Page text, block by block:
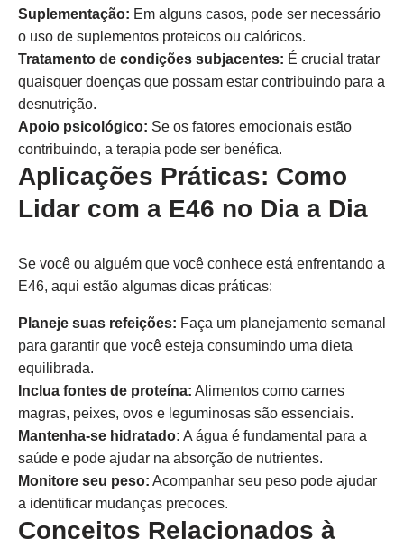
Suplementação: Em alguns casos, pode ser necessário
o uso de suplementos proteicos ou calóricos.
Tratamento de condições subjacentes: É crucial tratar
quaisquer doenças que possam estar contribuindo para a
desnutrição.
Apoio psicológico: Se os fatores emocionais estão
contribuindo, a terapia pode ser benéfica.
Aplicações Práticas: Como
Lidar com a E46 no Dia a Dia
Se você ou alguém que você conhece está enfrentando a
E46, aqui estão algumas dicas práticas:
Planeje suas refeições: Faça um planejamento semanal
para garantir que você esteja consumindo uma dieta
equilibrada.
Inclua fontes de proteína: Alimentos como carnes
magras, peixes, ovos e leguminosas são essenciais.
Mantenha-se hidratado: A água é fundamental para a
saúde e pode ajudar na absorção de nutrientes.
Monitore seu peso: Acompanhar seu peso pode ajudar
a identificar mudanças precoces.
Conceitos Relacionados à